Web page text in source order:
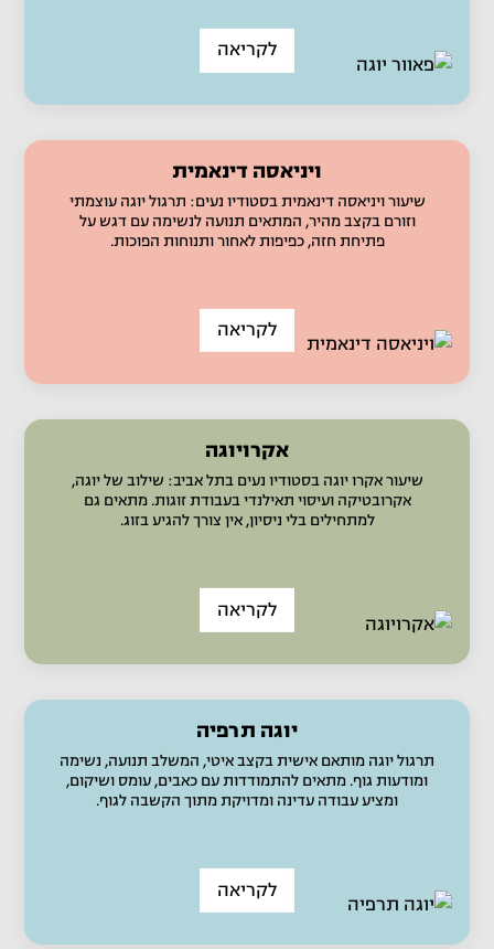
לקריאה
ויניאסה דינאמית
שיעור ויניאסה דינאמית בסטודיו נעים: תרגול יוגה עוצמתי
וזורם בקצב מהיר, המתאים תנועה לנשימה עם דגש על
פתיחת חזה, כפיפות לאחור ותנוחות הפוכות.
לקריאה
אקרויוגה
שיעור אקרו יוגה בסטודיו נעים בתל אביב: שילוב של יוגה,
אקרובטיקה ועיסוי תאילנדי בעבודת זוגות. מתאים גם
למתחילים בלי ניסיון, אין צורך להגיע בזוג.
לקריאה
יוגה תרפיה
תרגול יוגה מותאם אישית בקצב איטי, המשלב תנועה, נשימה
ומודעות גוף. מתאים להתמודדות עם כאבים, עומס ושיקום,
ומציע עבודה עדינה ומדויקת מתוך הקשבה לגוף.
לקריאה